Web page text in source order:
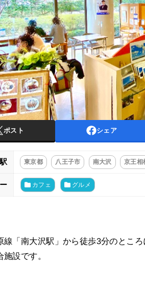
ポスト シェア
東京都 八王子市 南大沢 京王相
カフェ グルメ
線「南大沢駅」から徒歩3分のとこ
設です。